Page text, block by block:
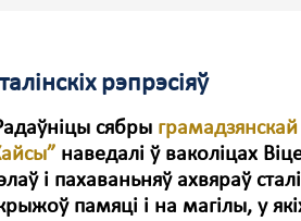
рэпрэсіяў
сябры грамадзянскай
наведалі ў ваколіцах
і пахаваньняў ахвяраў
памяці і на магілы, у